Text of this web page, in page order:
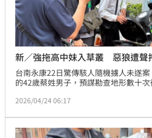
新／強拖高中妹入草叢 惡狼遭聲
台南永康22日驚傳駭人隨機擄人未遂
的42歲蔡姓男子，預謀勘查地形數十
路人喝止及女學生機警拍攝蔡男背影助
及強盜未遂等重罪，且因其涉嫌重大
罪、湮滅證據及逃亡之虞，已向台南地
2026/04/24 06:17